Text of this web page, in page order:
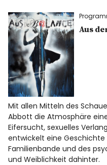
Aus
Mit allen Mitteln des
Abbott die Atmosphäre
Eifersucht, sexuelles
entwickelt eine Geschichte
Familienbande und des
und Weiblichkeit dahinter.